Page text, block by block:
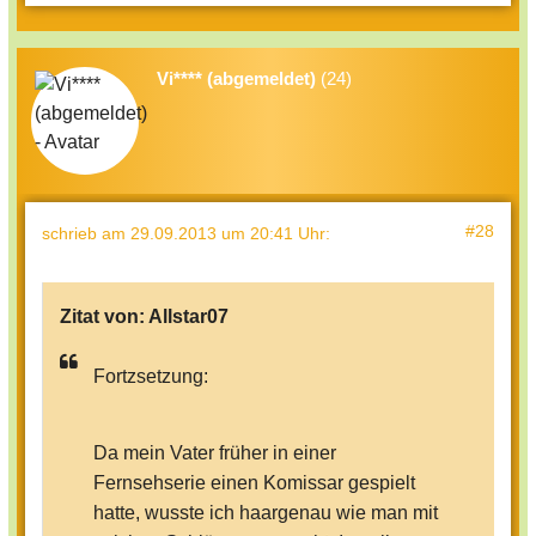
Vi**** (abgemeldet) (24)
schrieb am 29.09.2013 um 20:41 Uhr: #28
Zitat von: Allstar07
Fortzsetzung:
Da mein Vater früher in einer
Fernsehserie einen Komissar gespielt
hatte, wusste ich haargenau wie man mit